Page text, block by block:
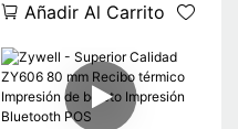
controladores de
impresora
Descargar Black
Color Zy606
Añadir Al Carrito